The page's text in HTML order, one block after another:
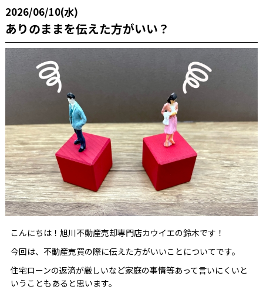
2026/06/10(水)
ありのままを伝えた方がいい？
こんにちは！旭川不動産売却専門店カウイエの鈴木です！
今回は、不動産売買の際に伝えた方がいいことについてです。
住宅ローンの返済が厳しいなど家庭の事情等あって言いにくいと
いうこともあると思います。